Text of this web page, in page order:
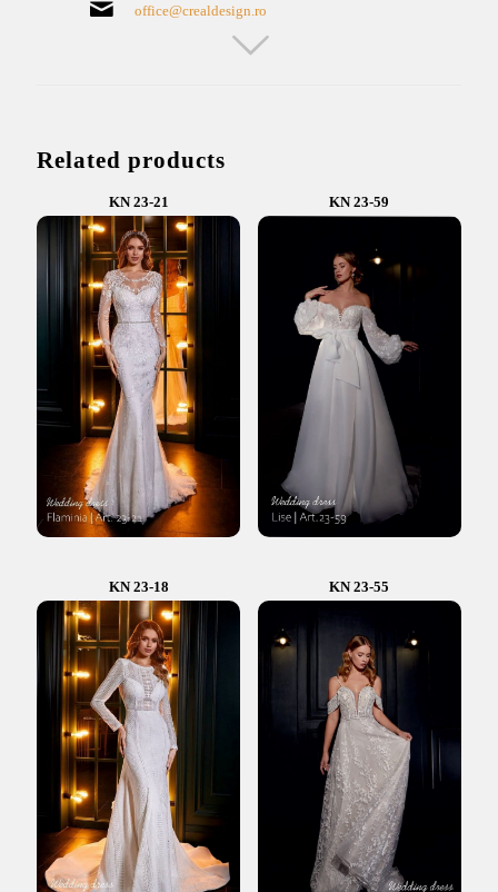
office@crealdesign.ro
Related products
KN 23-21 KN 23-59
KN 23-18 KN 23-55